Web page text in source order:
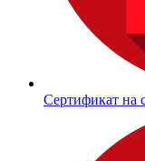
Сертификат на